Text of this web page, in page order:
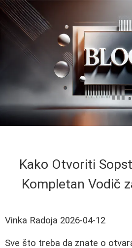
Kako Otvoriti
Kompletan Vodič
Vinka Radoja 2026-04-12
Sve što treba da znate o